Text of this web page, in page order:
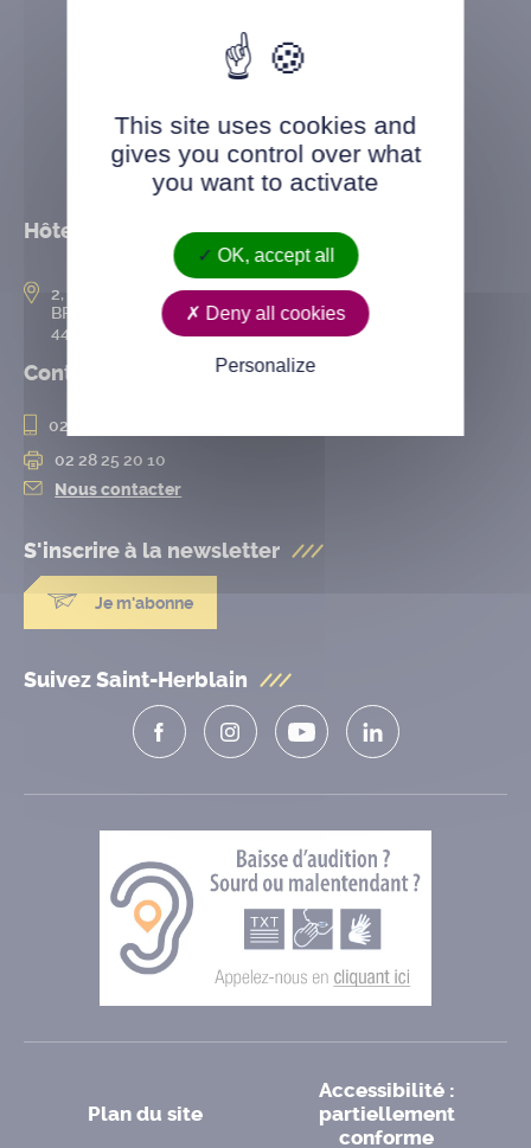
Hôtel de ville
2, rue de l’Hôtel-de-Ville
BP 50167
44802 Saint-Herblain cedex
Contact
02 28 25 20 00
02 28 25 20 10
Nous contacter
S'inscrire à la newsletter
Je m'abonne
Suivez Saint-Herblain
Plan du site
Accessibilité :
partiellement
conforme
This site uses cookies and
gives you control over what
you want to activate
OK, accept all
Deny all cookies
Personalize